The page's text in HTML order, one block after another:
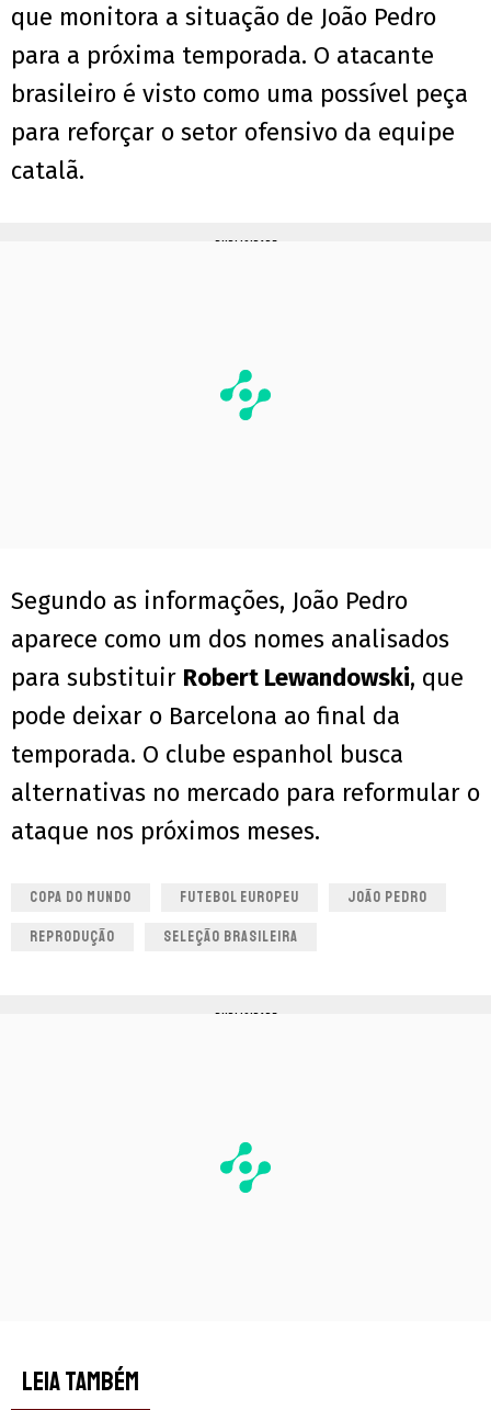
que monitora a situação de João Pedro
para a próxima temporada. O atacante
brasileiro é visto como uma possível peça
para reforçar o setor ofensivo da equipe
catalã.
PUBLICIDADE
Segundo as informações, João Pedro
aparece como um dos nomes analisados
para substituir Robert Lewandowski, que
pode deixar o Barcelona ao final da
temporada. O clube espanhol busca
alternativas no mercado para reformular o
ataque nos próximos meses.
COPA DO MUNDO FUTEBOL EUROPEU JOÃO PEDRO
REPRODUÇÃO SELEÇÃO BRASILEIRA
PUBLICIDADE
LEIA TAMBÉM